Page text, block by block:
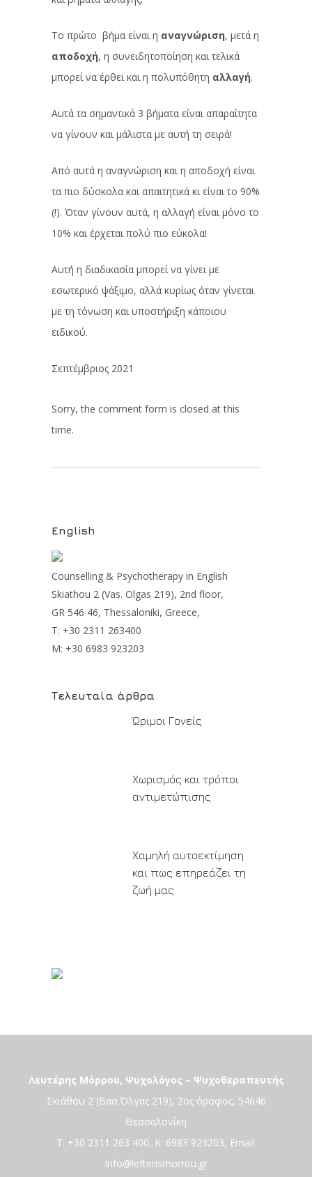
Το πρώτο βήμα είναι η αναγνώριση, μετά η
αποδοχή, η συνειδητοποίηση και τελικά
μπορεί να έρθει και η πολυπόθητη αλλαγή.
Αυτά τα σημαντικά 3 βήματα είναι απαραίτητα
να γίνουν και μάλιστα με αυτή τη σειρά!
Από αυτά η αναγνώριση και η αποδοχή είναι
τα πιο δύσκολα και απαιτητικά κι είναι το 90%
(!). Όταν γίνουν αυτά, η αλλαγή είναι μόνο το
10% και έρχεται πολύ πιο εύκολα!
Αυτή η διαδικασία μπορεί να γίνει με
εσωτερικό ψάξιμο, αλλά κυρίως όταν γίνεται
με τη τόνωση και υποστήριξη κάποιου
ειδικού.
Σεπτέμβριος 2021
Sorry, the comment form is closed at this
time.
English
Counselling & Psychotherapy in English
Skiathou 2 (Vas. Olgas 219), 2nd floor,
GR 546 46, Thessaloniki, Greece,
T: +30 2311 263400
M: +30 6983 923203
Τελευταία άρθρα
Ώριμοι Γονείς
Χωρισμός και τρόποι
αντιμετώπισης
Χαμηλή αυτοεκτίμηση
και πως επηρεάζει τη
ζωή μας
Λευτέρης Μόρρου, Ψυχολόγος – Ψυχοθεραπευτής
Σκιάθου 2 (Βασ.Όλγας 219), 2ος όροφος, 54646
Θεσσαλονίκη
T: +30 2311 263 400, K: 6983 923203, Email:
info@lefterismorrou.gr